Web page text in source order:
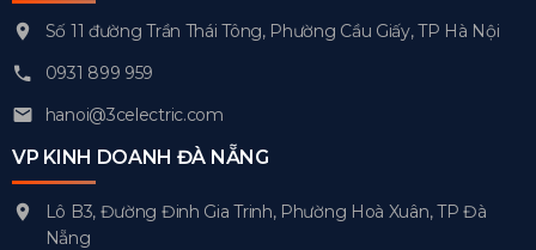
Số 11 đường Trần Thái Tông, Phường Cầu Giấy, TP Hà Nội
0931 899 959
hanoi@3celectric.com
VP KINH DOANH ĐÀ NẴNG
Lô B3, Đường Đinh Gia Trinh, Phường Hoà Xuân, TP Đà
Nẵng